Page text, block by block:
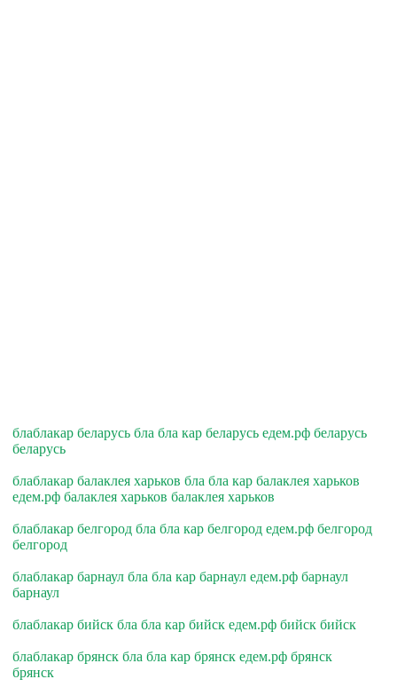
блаблакар беларусь бла бла кар беларусь едем.рф беларусь
беларусь
блаблакар балаклея харьков бла бла кар балаклея харьков
едем.рф балаклея харьков балаклея харьков
блаблакар белгород бла бла кар белгород едем.рф белгород
белгород
блаблакар барнаул бла бла кар барнаул едем.рф барнаул
барнаул
блаблакар бийск бла бла кар бийск едем.рф бийск бийск
блаблакар брянск бла бла кар брянск едем.рф брянск
брянск